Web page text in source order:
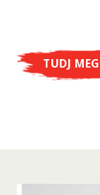
TUDJ